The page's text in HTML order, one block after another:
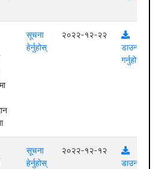
सूचना
हेर्नुहोस्
२०२२-१२-२२
डाउनलोड
गर्नुहोस्
सूचना
हेर्नुहोस्
२०२२-१२-१२
डाउनलोड